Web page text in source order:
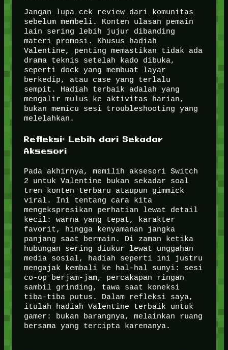
Jangan lupa cek review dari komunitas
sebelum membeli. Konten ulasan pemain
lain sering lebih jujur dibanding
materi promosi. Khusus hadiah
Valentine, penting memastikan tidak ada
drama teknis setelah kado dibuka,
seperti dock yang membuat layar
berkedip, atau case yang terlalu
sempit. Hadiah terbaik adalah yang
mengalir mulus ke aktivitas harian,
bukan memicu sesi troubleshooting yang
melelahkan.
Refleksi: Lebih dari Sekadar
Aksesori
Pada akhirnya, memilih aksesori Switch
2 untuk Valentine bukan sekadar soal
tren konten terbaru ataupun gimmick
viral. Ini tentang cara kita
mengekspresikan perhatian lewat detail
kecil: warna yang tepat, karakter
favorit, hingga kenyamanan jangka
panjang saat bermain. Di zaman ketika
hubungan sering diukur lewat unggahan
media sosial, hadiah seperti ini justru
mengajak kembali ke hal-hal sunyi: sesi
co-op berjam-jam, percakapan ringan
sambil grinding, tawa saat koneksi
tiba-tiba putus. Dalam refleksi saya,
itulah hadiah Valentine terbaik untuk
gamer: bukan barangnya, melainkan ruang
bersama yang tercipta karenanya.